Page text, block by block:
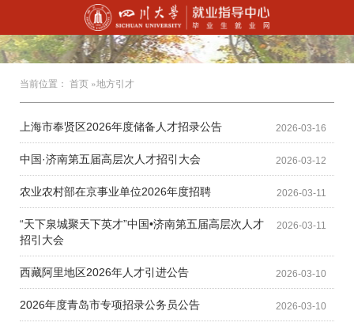
当前位置： 首页 »地方引才
2026-03-16
上海市奉贤区2026年度储备人才招录公告
2026-03-12
中国·济南第五届高层次人才招引大会
2026-03-11
农业农村部在京事业单位2026年度招聘
2026-03-11
“天下泉城聚天下英才”中国•济南第五届高层次人才
招引大会
2026-03-10
西藏阿里地区2026年人才引进公告
2026-03-10
2026年度青岛市专项招录公务员公告